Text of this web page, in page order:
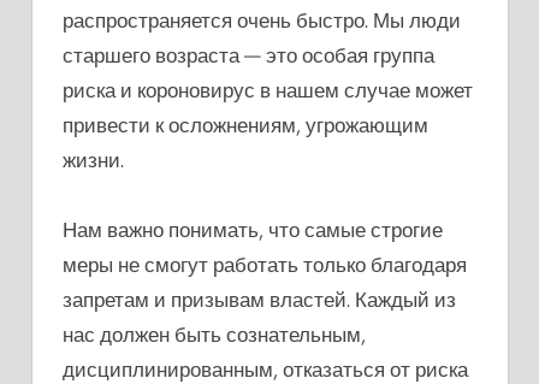
распространяется очень быстро. Мы люди
старшего возраста — это особая группа
риска и короновирус в нашем случае может
привести к осложнениям, угрожающим
жизни.
Нам важно понимать, что самые строгие
меры не смогут работать только благодаря
запретам и призывам властей. Каждый из
нас должен быть сознательным,
дисциплинированным, отказаться от риска